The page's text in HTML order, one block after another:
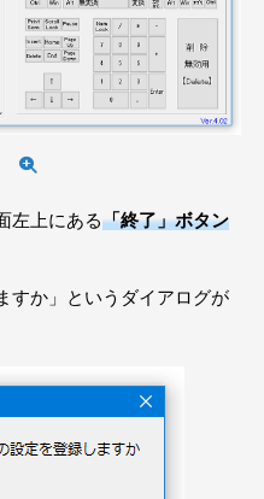
左上にある「終了」ボタン
すか」というダイアログが